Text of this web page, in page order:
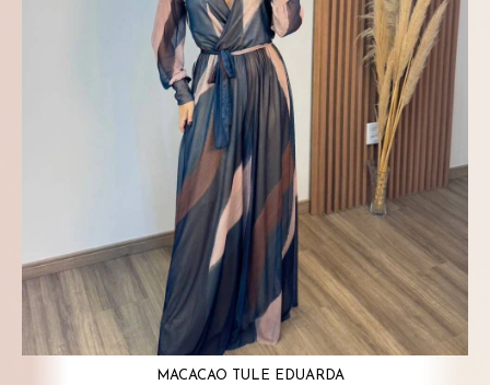
MACACÃO TULE EDUARDA